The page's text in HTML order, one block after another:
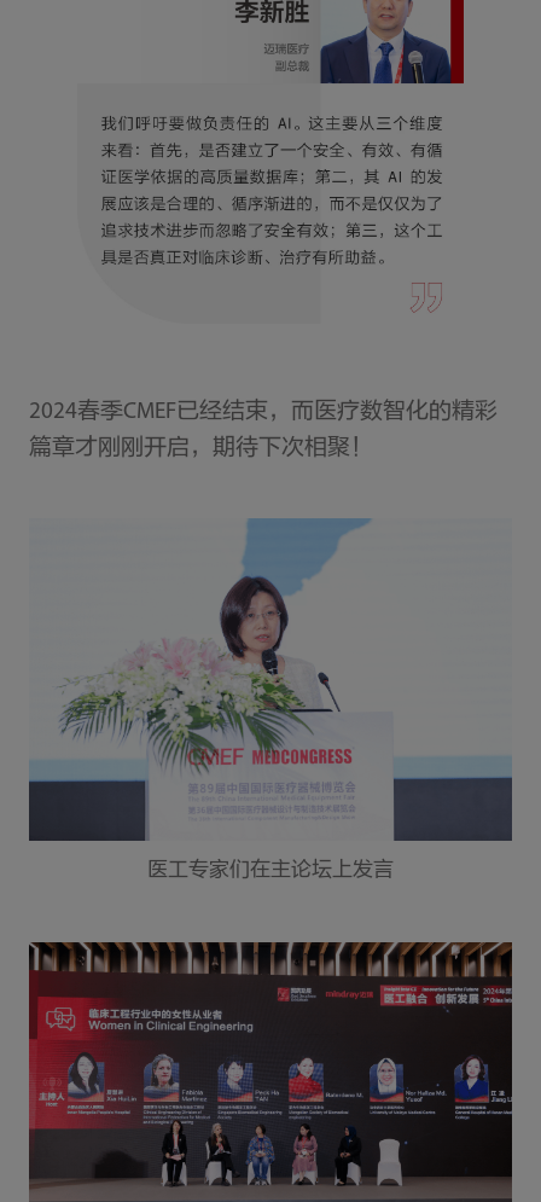
2024春季CMEF已经结束，而医疗数智化的精彩
篇章才刚刚开启，期待下次相聚！
医工专家们在主论坛上发言